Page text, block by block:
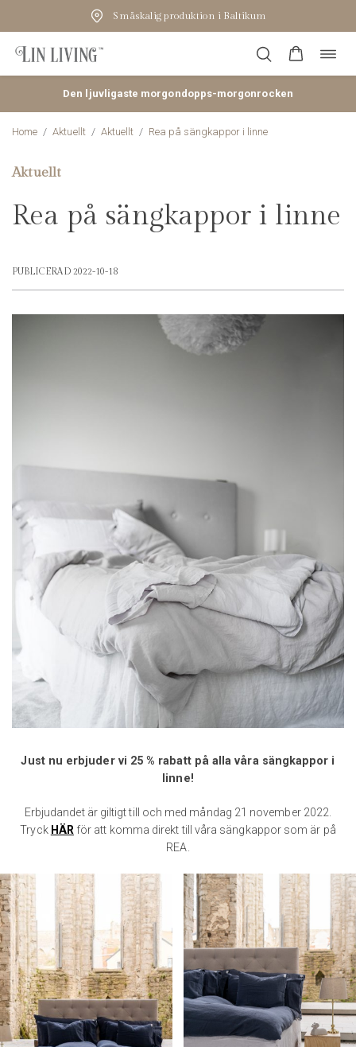
Småskalig produktion i Baltikum
Hoppa
till
Den ljuvligaste morgondopps-morgonrocken
Home / Aktuellt / Aktuellt / Rea på sängkappor i linne
Aktuellt
Rea på sängkappor i linne
PUBLICERAD 2022-10-18
Just nu erbjuder vi 25 % rabatt på alla våra sängkappor i
linne!
Erbjudandet är giltigt till och med måndag 21 november 2022.
Tryck HÄRför att komma direkt till våra sängkappor som är på
REA.